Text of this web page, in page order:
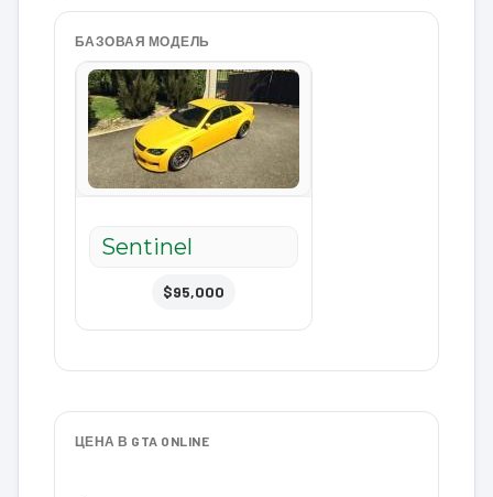
БАЗОВАЯ МОДЕЛЬ
Sentinel
$95,000
ЦЕНА В GTA ONLINE